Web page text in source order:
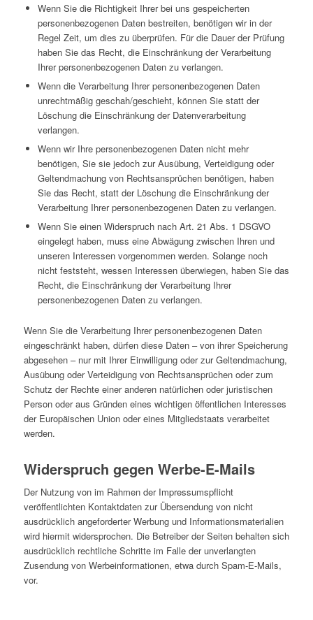
Wenn Sie die Richtigkeit Ihrer bei uns gespeicherten
personenbezogenen Daten bestreiten, benötigen wir in der
Regel Zeit, um dies zu überprüfen. Für die Dauer der Prüfung
haben Sie das Recht, die Einschränkung der Verarbeitung
Ihrer personenbezogenen Daten zu verlangen.
Wenn die Verarbeitung Ihrer personenbezogenen Daten
unrechtmäßig geschah/geschieht, können Sie statt der
Löschung die Einschränkung der Datenverarbeitung
verlangen.
Wenn wir Ihre personenbezogenen Daten nicht mehr
benötigen, Sie sie jedoch zur Ausübung, Verteidigung oder
Geltendmachung von Rechtsansprüchen benötigen, haben
Sie das Recht, statt der Löschung die Einschränkung der
Verarbeitung Ihrer personenbezogenen Daten zu verlangen.
Wenn Sie einen Widerspruch nach Art. 21 Abs. 1 DSGVO
eingelegt haben, muss eine Abwägung zwischen Ihren und
unseren Interessen vorgenommen werden. Solange noch
nicht feststeht, wessen Interessen überwiegen, haben Sie das
Recht, die Einschränkung der Verarbeitung Ihrer
personenbezogenen Daten zu verlangen.
Wenn Sie die Verarbeitung Ihrer personenbezogenen Daten
eingeschränkt haben, dürfen diese Daten – von ihrer Speicherung
abgesehen – nur mit Ihrer Einwilligung oder zur Geltendmachung,
Ausübung oder Verteidigung von Rechtsansprüchen oder zum
Schutz der Rechte einer anderen natürlichen oder juristischen
Person oder aus Gründen eines wichtigen öffentlichen Interesses
der Europäischen Union oder eines Mitgliedstaats verarbeitet
werden.
Widerspruch gegen Werbe-E-Mails
Der Nutzung von im Rahmen der Impressumspflicht
veröffentlichten Kontaktdaten zur Übersendung von nicht
ausdrücklich angeforderter Werbung und Informationsmaterialien
wird hiermit widersprochen. Die Betreiber der Seiten behalten sich
ausdrücklich rechtliche Schritte im Falle der unverlangten
Zusendung von Werbeinformationen, etwa durch Spam-E-Mails,
vor.